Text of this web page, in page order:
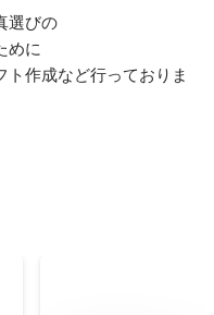
選びの
めに
ト作成など行っておりま